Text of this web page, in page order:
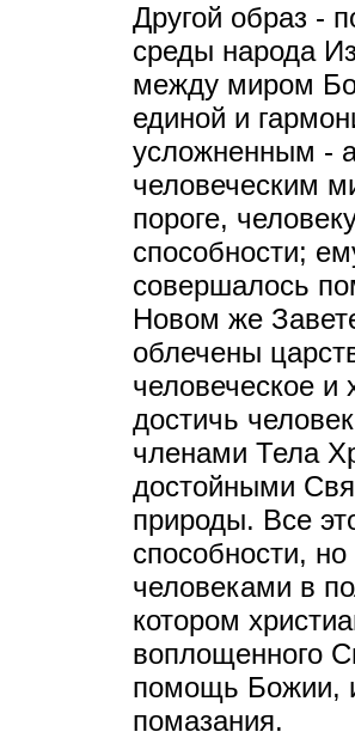
Другой образ -
среды народа
между миром
единой и
усложненным -
человеческим
пороге,
способности;
совершалось
Новом же
облечены
человеческое и
достичь
членами Тела
достойными
природы. Все
способности,
человеками в
котором
воплощенного
помощь Божии,
помазания.